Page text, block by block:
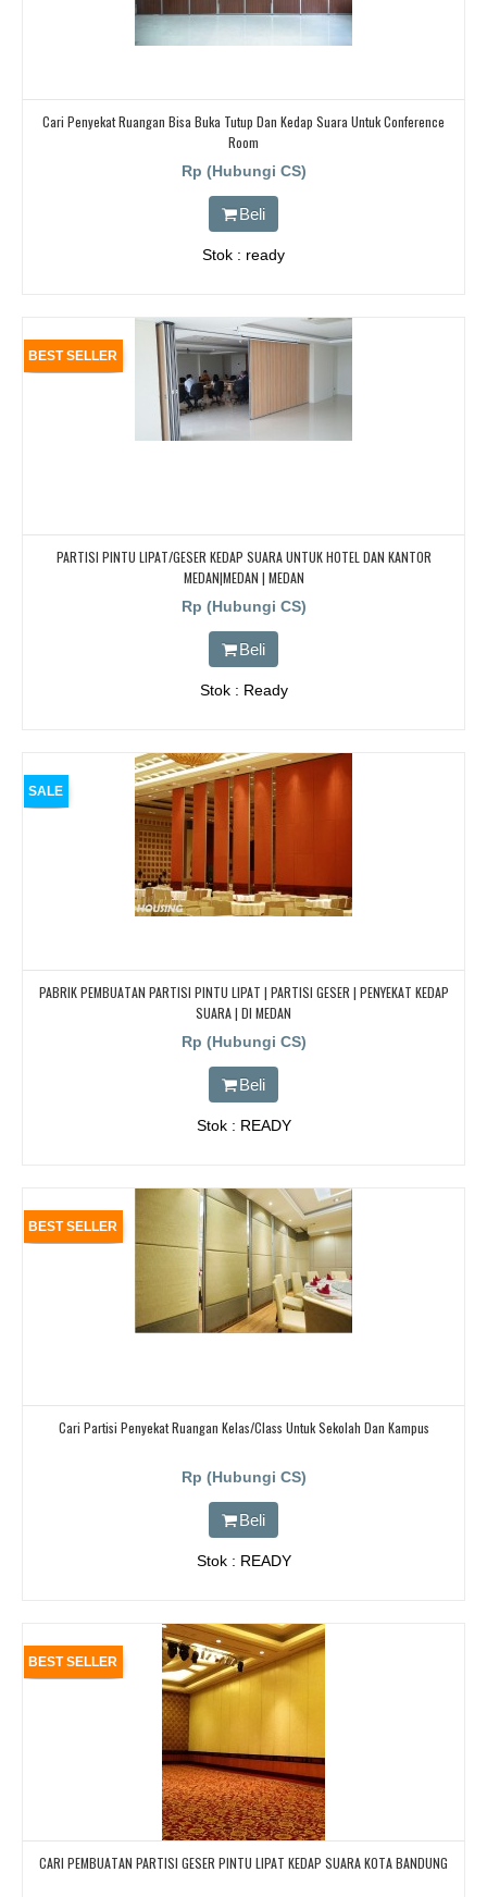
Cari Penyekat Ruangan Bisa Buka Tutup Dan Kedap Suara Untuk Conference
Room
Rp (Hubungi CS)
Beli
Stok : ready
BEST SELLER
PARTISI PINTU LIPAT/GESER KEDAP SUARA UNTUK HOTEL DAN KANTOR
MEDAN|MEDAN | MEDAN
Rp (Hubungi CS)
Beli
Stok : Ready
SALE
PABRIK PEMBUATAN PARTISI PINTU LIPAT | PARTISI GESER | PENYEKAT KEDAP
SUARA | DI MEDAN
Rp (Hubungi CS)
Beli
Stok : READY
BEST SELLER
Cari Partisi Penyekat Ruangan Kelas/Class Untuk Sekolah Dan Kampus
Rp (Hubungi CS)
Beli
Stok : READY
BEST SELLER
CARI PEMBUATAN PARTISI GESER PINTU LIPAT KEDAP SUARA KOTA BANDUNG